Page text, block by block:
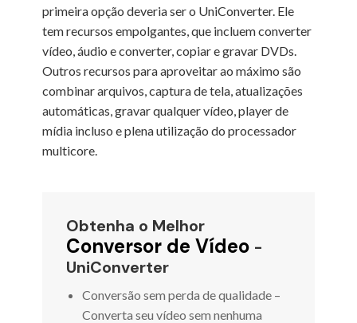
primeira opção deveria ser o UniConverter. Ele
tem recursos empolgantes, que incluem converter
vídeo, áudio e converter, copiar e gravar DVDs.
Outros recursos para aproveitar ao máximo são
combinar arquivos, captura de tela, atualizações
automáticas, gravar qualquer vídeo, player de
mídia incluso e plena utilização do processador
multicore.
Obtenha o Melhor
Conversor de Vídeo -
UniConverter
Conversão sem perda de qualidade –
Converta seu vídeo sem nenhuma